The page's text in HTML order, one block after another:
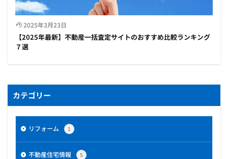
2025年3月23日
【2025年最新】不動産一括査定サイトのおすすめ比較ランキング
７選
カテゴリー
リフォーム 1
不動産住宅情報 5